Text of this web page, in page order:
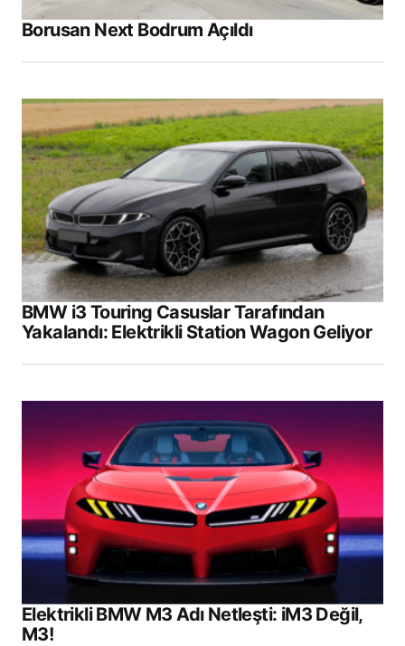
Your E-mail*
Daha sonraki yorumlarımda kullanılması için
adım, e-posta adresim ve site adresim bu
tarayıcıya kaydedilsin.
Submit Comment
Borusan Next Bodrum Açıldı
BMW i3 Touring Casuslar Tarafından
Yakalandı: Elektrikli Station Wagon Geliyor
Elektrikli BMW M3 Adı Netleşti: iM3 Değil,
M3!